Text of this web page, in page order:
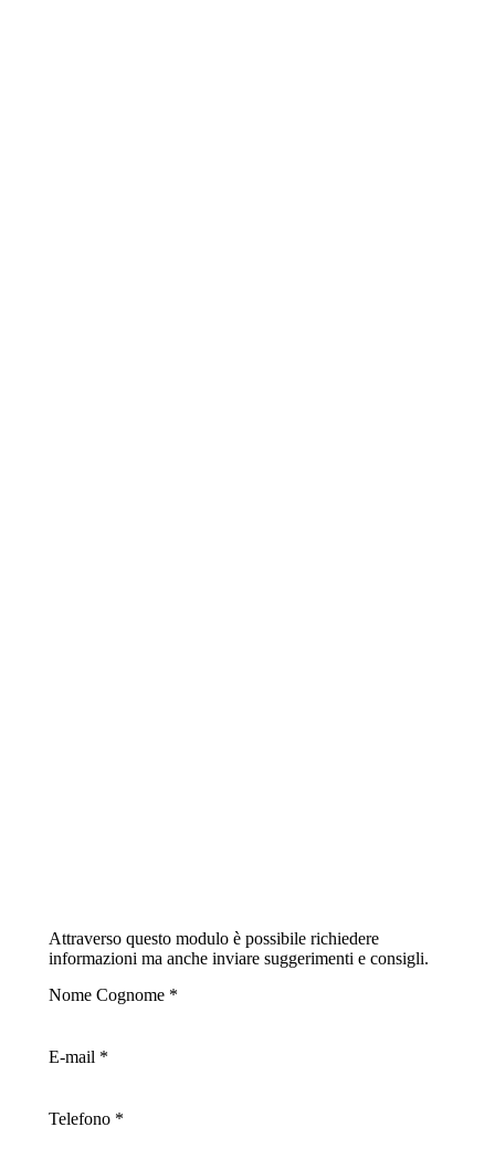
Attraverso questo modulo è possibile richiedere
informazioni ma anche inviare suggerimenti e consigli.
Nome Cognome *
E-mail *
Telefono *